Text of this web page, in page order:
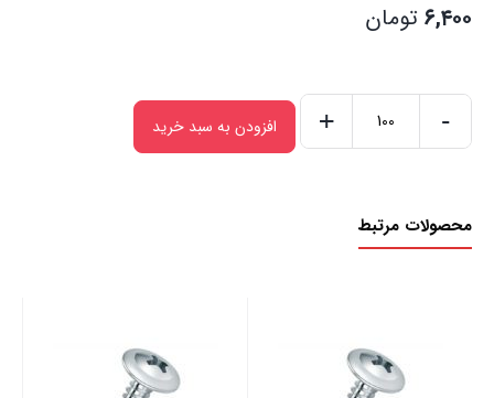
۶,۴۰۰ تومان
-
+ افزودن به سبد خرید
محصولات مرتبط